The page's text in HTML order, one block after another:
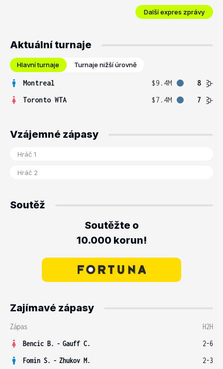
Další expres zprávy
Aktuální turnaje
Hlavní turnaje Turnaje nižší úrovně
Montreal $9.4M
8
Toronto WTA
$7.4M 7
Vzájemné zápasy
Soutěž
Soutěžte o
10.000 korun!
Zajímavé zápasy
Zápas
H2H
Bencic B. - Gauff C.
2-6
Fomin S. - Zhukov M.
2-3